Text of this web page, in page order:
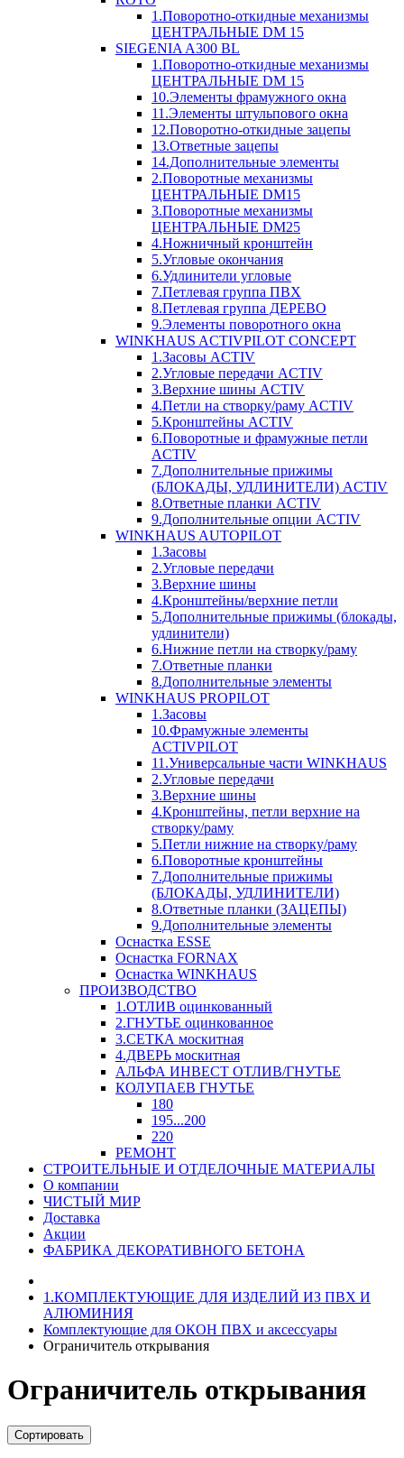
1.Поворотно-откидные механизмы
ЦЕНТРАЛЬНЫЕ DM 15
SIEGENIA A300 BL
1.Поворотно-откидные механизмы
ЦЕНТРАЛЬНЫЕ DM 15
10.Элементы фрамужного окна
11.Элементы штульпового окна
12.Поворотно-откидные зацепы
13.Ответные зацепы
14.Дополнительные элементы
2.Поворотные механизмы
ЦЕНТРАЛЬНЫЕ DM15
3.Поворотные механизмы
ЦЕНТРАЛЬНЫЕ DM25
4.Ножничный кронштейн
5.Угловые окончания
6.Удлинители угловые
7.Петлевая группа ПВХ
8.Петлевая группа ДЕРЕВО
9.Элементы поворотного окна
WINKHAUS ACTIVPILOT CONCEPT
1.Засовы ACTIV
2.Угловые передачи ACTIV
3.Верхние шины ACTIV
4.Петли на створку/раму ACTIV
5.Кронштейны ACTIV
6.Поворотные и фрамужные петли
ACTIV
7.Дополнительные прижимы
(БЛОКАДЫ, УДЛИНИТЕЛИ) ACTIV
8.Ответные планки ACTIV
9.Дополнительные опции ACTIV
WINKHAUS AUTOPILOT
1.Засовы
2.Угловые передачи
3.Верхние шины
4.Кронштейны/верхние петли
5.Дополнительные прижимы (блокады,
удлинители)
6.Нижние петли на створку/раму
7.Ответные планки
8.Дополнительные элементы
WINKHAUS PROPILOT
1.Засовы
10.Фрамужные элементы
ACTIVPILOT
11.Универсальные части WINKHAUS
2.Угловые передачи
3.Верхние шины
4.Кронштейны, петли верхние на
створку/раму
5.Петли нижние на створку/раму
6.Поворотные кронштейны
7.Дополнительные прижимы
(БЛОКАДЫ, УДЛИНИТЕЛИ)
8.Ответные планки (ЗАЦЕПЫ)
9.Дополнительные элементы
Оснастка ESSE
Оснастка FORNAX
Оснастка WINKHAUS
ПРОИЗВОДСТВО
1.ОТЛИВ оцинкованный
2.ГНУТЬЕ оцинкованное
3.СЕТКА москитная
4.ДВЕРЬ москитная
АЛЬФА ИНВЕСТ ОТЛИВ/ГНУТЬЕ
КОЛУПАЕВ ГНУТЬЕ
180
195...200
220
РЕМОНТ
СТРОИТЕЛЬНЫЕ И ОТДЕЛОЧНЫЕ МАТЕРИАЛЫ
О компании
ЧИСТЫЙ МИР
Доставка
Акции
ФАБРИКА ДЕКОРАТИВНОГО БЕТОНА
1.КОМПЛЕКТУЮЩИЕ ДЛЯ ИЗДЕЛИЙ ИЗ ПВХ И
АЛЮМИНИЯ
Комплектующие для ОКОН ПВХ и аксессуары
Ограничитель открывания
Ограничитель открывания
Сортировать